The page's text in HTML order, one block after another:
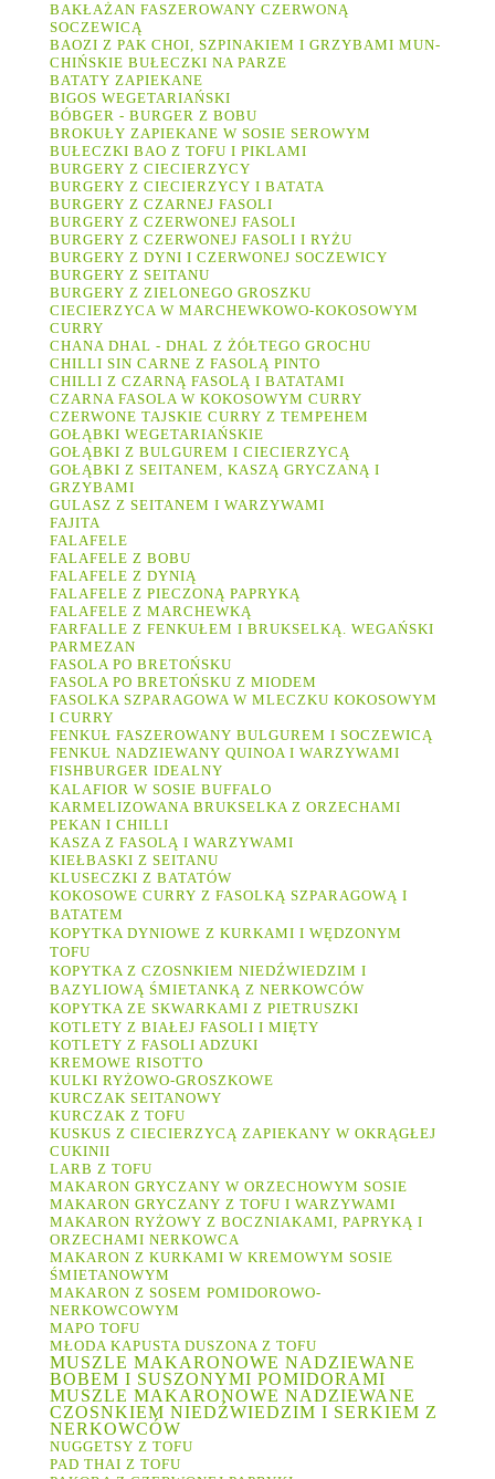
BAKŁAŻAN FASZEROWANY CZERWONĄ
SOCZEWICĄ
BAOZI Z PAK CHOI, SZPINAKIEM I GRZYBAMI MUN-
CHIŃSKIE BUŁECZKI NA PARZE
BATATY ZAPIEKANE
BIGOS WEGETARIAŃSKI
BÓBGER - BURGER Z BOBU
BROKUŁY ZAPIEKANE W SOSIE SEROWYM
BUŁECZKI BAO Z TOFU I PIKLAMI
BURGERY Z CIECIERZYCY
BURGERY Z CIECIERZYCY I BATATA
BURGERY Z CZARNEJ FASOLI
BURGERY Z CZERWONEJ FASOLI
BURGERY Z CZERWONEJ FASOLI I RYŻU
BURGERY Z DYNI I CZERWONEJ SOCZEWICY
BURGERY Z SEITANU
BURGERY Z ZIELONEGO GROSZKU
CIECIERZYCA W MARCHEWKOWO-KOKOSOWYM
CURRY
CHANA DHAL - DHAL Z ŻÓŁTEGO GROCHU
CHILLI SIN CARNE Z FASOLĄ PINTO
CHILLI Z CZARNĄ FASOLĄ I BATATAMI
CZARNA FASOLA W KOKOSOWYM CURRY
CZERWONE TAJSKIE CURRY Z TEMPEHEM
GOŁĄBKI WEGETARIAŃSKIE
GOŁĄBKI Z BULGUREM I CIECIERZYCĄ
GOŁĄBKI Z SEITANEM, KASZĄ GRYCZANĄ I
GRZYBAMI
GULASZ Z SEITANEM I WARZYWAMI
FAJITA
FALAFELE
FALAFELE Z BOBU
FALAFELE Z DYNIĄ
FALAFELE Z PIECZONĄ PAPRYKĄ
FALAFELE Z MARCHEWKĄ
FARFALLE Z FENKUŁEM I BRUKSELKĄ. WEGAŃSKI
PARMEZAN
FASOLA PO BRETOŃSKU
FASOLA PO BRETOŃSKU Z MIODEM
FASOLKA SZPARAGOWA W MLECZKU KOKOSOWYM
I CURRY
FENKUŁ FASZEROWANY BULGUREM I SOCZEWICĄ
FENKUŁ NADZIEWANY QUINOA I WARZYWAMI
FISHBURGER IDEALNY
KALAFIOR W SOSIE BUFFALO
KARMELIZOWANA BRUKSELKA Z ORZECHAMI
PEKAN I CHILLI
KASZA Z FASOLĄ I WARZYWAMI
KIEŁBASKI Z SEITANU
KLUSECZKI Z BATATÓW
KOKOSOWE CURRY Z FASOLKĄ SZPARAGOWĄ I
BATATEM
KOPYTKA DYNIOWE Z KURKAMI I WĘDZONYM
TOFU
KOPYTKA Z CZOSNKIEM NIEDŹWIEDZIM I
BAZYLIOWĄ ŚMIETANKĄ Z NERKOWCÓW
KOPYTKA ZE SKWARKAMI Z PIETRUSZKI
KOTLETY Z BIAŁEJ FASOLI I MIĘTY
KOTLETY Z FASOLI ADZUKI
KREMOWE RISOTTO
KULKI RYŻOWO-GROSZKOWE
KURCZAK SEITANOWY
KURCZAK Z TOFU
KUSKUS Z CIECIERZYCĄ ZAPIEKANY W OKRĄGŁEJ
CUKINII
LARB Z TOFU
MAKARON GRYCZANY W ORZECHOWYM SOSIE
MAKARON GRYCZANY Z TOFU I WARZYWAMI
MAKARON RYŻOWY Z BOCZNIAKAMI, PAPRYKĄ I
ORZECHAMI NERKOWCA
MAKARON Z KURKAMI W KREMOWYM SOSIE
ŚMIETANOWYM
MAKARON Z SOSEM POMIDOROWO-
NERKOWCOWYM
MAPO TOFU
MŁODA KAPUSTA DUSZONA Z TOFU
MUSZLE MAKARONOWE NADZIEWANE
BOBEM I SUSZONYMI POMIDORAMI
MUSZLE MAKARONOWE NADZIEWANE
CZOSNKIEM NIEDŹWIEDZIM I SERKIEM Z
NERKOWCÓW
NUGGETSY Z TOFU
PAD THAI Z TOFU